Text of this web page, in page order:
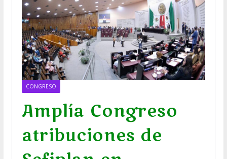
CONGRESO
Amplía Congreso
atribuciones de